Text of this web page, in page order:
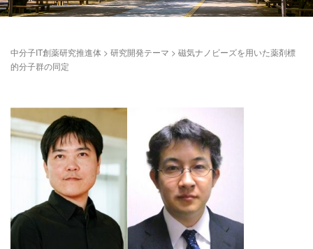
中分子IT創薬研究推進体 > 研究開発テーマ > 磁気ナノビーズを用いた薬剤標
的分子群の同定